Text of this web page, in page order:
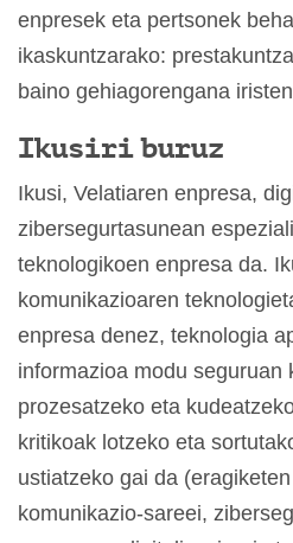
enpresek eta pertsonek
ikaskuntzarako:
baino gehiagorengana
Ikusiri buruz
Ikusi, Velatiaren enpresa,
zibersegurtasunean
teknologikoen enpresa da.
komunikazioaren
enpresa denez, teknologia
informazioa modu seguruan
prozesatzeko eta
kritikoak lotzeko eta
ustiatzeko gai da
komunikazio-sareei,